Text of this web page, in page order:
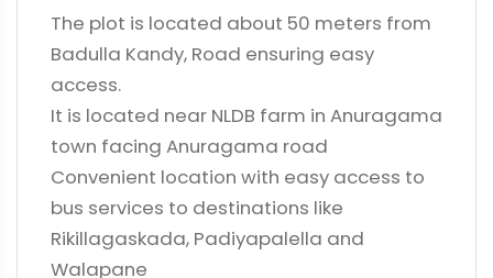
The plot is located about 50 meters from
Badulla Kandy, Road ensuring easy
access.
It is located near NLDB farm in Anuragama
town facing Anuragama road
Convenient location with easy access to
bus services to destinations like
Rikillagaskada, Padiyapalella and
Walapane